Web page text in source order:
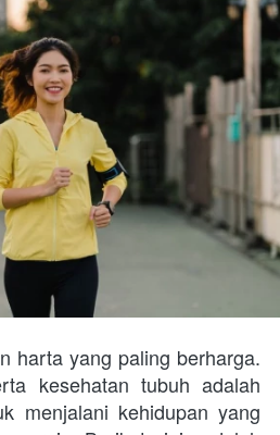
harta yang paling berharga.
kesehatan tubuh adalah
menjalani kehidupan yang